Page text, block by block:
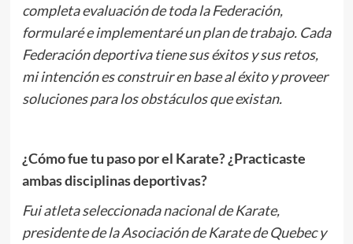
completa evaluación de toda la Federación,
formularé e implementaré un plan de trabajo. Cada
Federación deportiva tiene sus éxitos y sus retos,
mi intención es construir en base al éxito y proveer
soluciones para los obstáculos que existan.
¿Cómo fue tu paso por el Karate? ¿Practicaste
ambas disciplinas deportivas?
Fui atleta seleccionada nacional de Karate,
presidente de la Asociación de Karate de Quebec y